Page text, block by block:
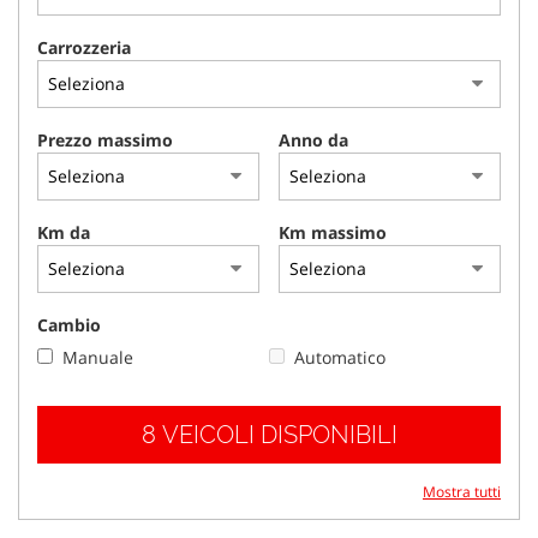
Carrozzeria
Prezzo massimo Anno da
Km da Km massimo
Cambio
Manuale
Automatico
8 VEICOLI DISPONIBILI
Mostra tutti
adottiamo
per
offrire
funzionalità
svolgere
le
attività
seguito
descritte.
Per
ottenere
e